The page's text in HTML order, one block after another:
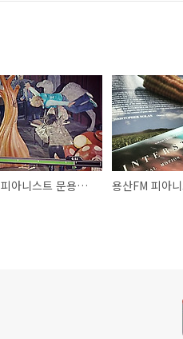
용산FM 피아니스트 문용의 다정한 영화음악 17회